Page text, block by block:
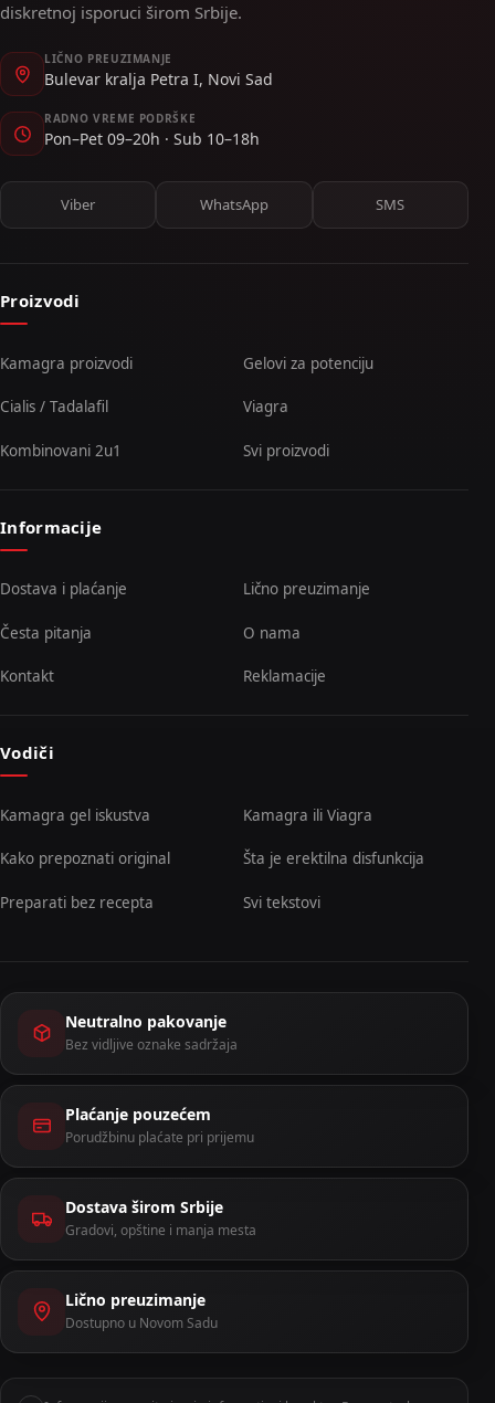
diskretnoj isporuci širom Srbije.
LIČNO PREUZIMANJE
Bulevar kralja Petra I, Novi Sad
RADNO VREME PODRŠKE
Pon–Pet 09–20h · Sub 10–18h
Viber WhatsApp SMS
Proizvodi
Kamagra proizvodi Gelovi za potenciju
Cialis / Tadalafil Viagra
Kombinovani 2u1 Svi proizvodi
Informacije
Dostava i plaćanje Lično preuzimanje
Česta pitanja O nama
Kontakt Reklamacije
Vodiči
Kamagra gel iskustva Kamagra ili Viagra
Kako prepoznati original Šta je erektilna disfunkcija
Preparati bez recepta Svi tekstovi
Neutralno pakovanje
Bez vidljive oznake sadržaja
Plaćanje pouzećem
Porudžbinu plaćate pri prijemu
Dostava širom Srbije
Gradovi, opštine i manja mesta
Lično preuzimanje
Dostupno u Novom Sadu